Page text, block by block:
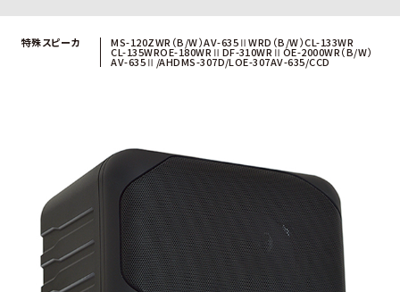
特殊スピーカ MS-120ZWR（B/W）AV-635ⅡWRD（B/W）CL-133WR
CL-135WROE-180WRⅡ DF-310WRⅡ OE-2000WR（B/W）
AV-635Ⅱ/AHDMS-307D/LOE-307AV-635/CCD